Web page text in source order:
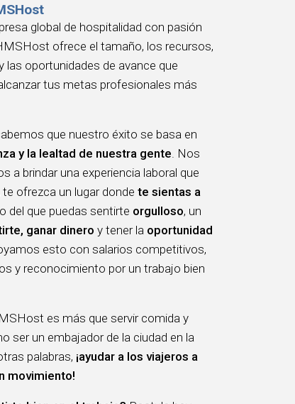
global de hospitalidad con pasión
ofrece el tamaño, los recursos,
las oportunidades de avance que
tus metas profesionales más
que nuestro éxito se basa en
y la lealtad de nuestra gente . Nos
a brindar una experiencia laboral que
te ofrezca un lugar donde te sientas a
del que puedas sentirte orgulloso, un
ganar dinero y tener la oportunidad
esto con salarios competitivos,
y reconocimiento por un trabajo bien
es más que servir comida y
ser un embajador de la ciudad en la
palabras, ¡ayudar a los viajeros a
movimiento!